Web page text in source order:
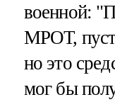
военной:
МРОТ,
но это
мог бы